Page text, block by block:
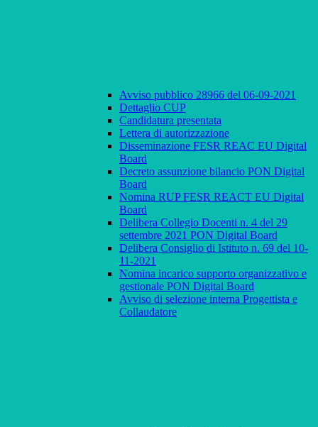
Avviso pubblico 28966 del 06-09-2021
Dettaglio CUP
Candidatura presentata
Lettera di autorizzazione
Disseminazione FESR REAC EU Digital
Board
Decreto assunzione bilancio PON Digital
Board
Nomina RUP FESR REACT EU Digital
Board
Delibera Collegio Docenti n. 4 del 29
settembre 2021 PON Digital Board
Delibera Consiglio di Istituto n. 69 del 10-
11-2021
Nomina incarico supporto organizzativo e
gestionale PON Digital Board
Avviso di selezione interna Progettista e
Collaudatore